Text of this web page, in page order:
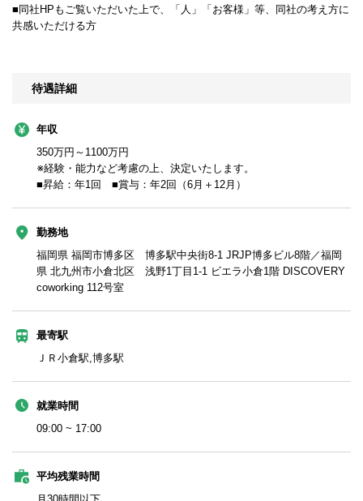
■同社HPもご覧いただいた上で、「人」「お客様」等、同社の考え方に
共感いただける方
待遇詳細
年収
350万円～1100万円
※経験・能力など考慮の上、決定いたします。
■昇給：年1回 ■賞与：年2回（6月＋12月）
勤務地
福岡県 福岡市博多区 博多駅中央街8-1 JRJP博多ビル8階／福岡
県 北九州市小倉北区 浅野1丁目1-1 ビエラ小倉1階 DISCOVERY
coworking 112号室
最寄駅
ＪＲ小倉駅,博多駅
就業時間
09:00 ~ 17:00
平均残業時間